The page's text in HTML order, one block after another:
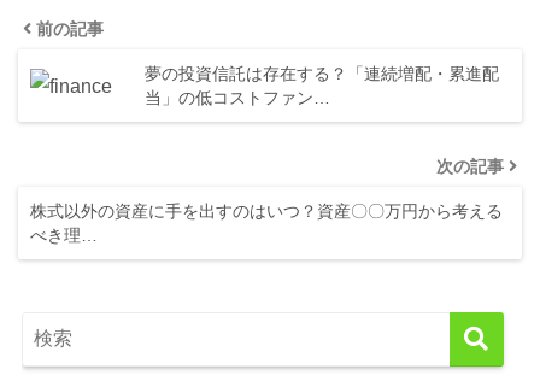
前の記事
夢の投資信託は存在する？「連続増配・累進配
当」の低コストファン…
次の記事
株式以外の資産に手を出すのはいつ？資産〇〇万円から考える
べき理…